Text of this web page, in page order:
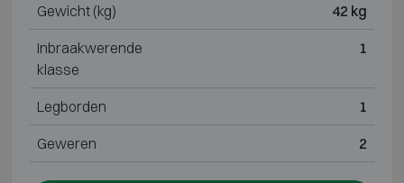
Gewicht (kg) 42 kg
Inbraakwerende
klasse
1
Legborden 1
Geweren 2